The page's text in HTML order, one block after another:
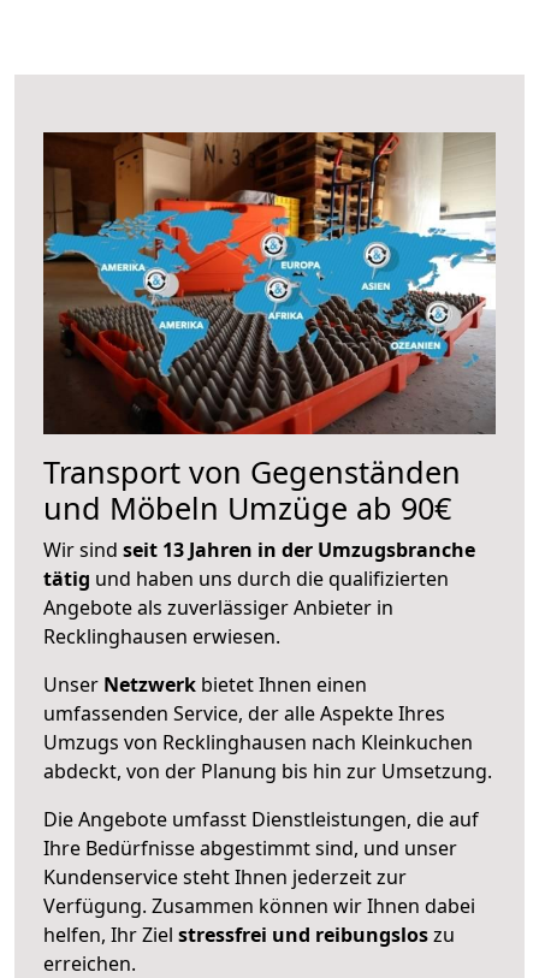
Transport von Gegenständen
und Möbeln Umzüge ab 90€
Wir sind seit 13 Jahren in der Umzugsbranche
tätig und haben uns durch die qualifizierten
Angebote als zuverlässiger Anbieter in
Recklinghausen erwiesen.
Unser Netzwerk bietet Ihnen einen
umfassenden Service, der alle Aspekte Ihres
Umzugs von Recklinghausen nach Kleinkuchen
abdeckt, von der Planung bis hin zur Umsetzung.
Die Angebote umfasst Dienstleistungen, die auf
Ihre Bedürfnisse abgestimmt sind, und unser
Kundenservice steht Ihnen jederzeit zur
Verfügung. Zusammen können wir Ihnen dabei
helfen, Ihr Ziel stressfrei und reibungsloszu
erreichen.